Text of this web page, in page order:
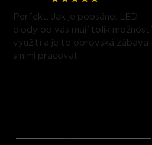
Perfekt. Jak je popsáno. LED
diody od vás mají tolik možností
využití a je to obrovská zábava
s nimi pracovat.